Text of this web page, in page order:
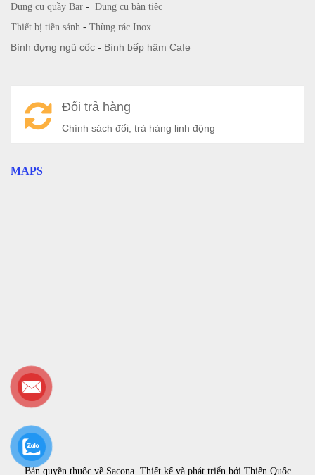
Dụng cụ quầy Bar - Dụng cụ bàn tiệc
Thiết bị tiền sảnh - Thùng rác Inox
Bình đựng ngũ cốc - Bình bếp hâm Cafe
Đổi trả hàng
Chính sách đổi, trả hàng linh động
MAPS
Bản quyền thuộc về Sacona. Thiết kế và phát triển bởi Thiên Quốc